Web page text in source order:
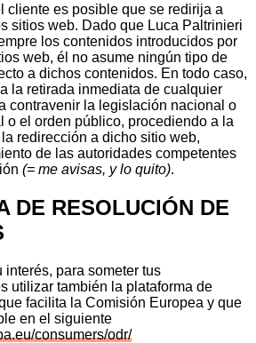
cliente es posible que se redirija a
sitios web. Dado que Luca Paltrinieri
los contenidos introducidos por
web, él no asume ningún tipo de
a dichos contenidos. En todo caso,
la retirada inmediata de cualquier
contravenir la legislación nacional o
o el orden público, procediendo a la
redirección a dicho sitio web,
de las autoridades competentes
(= me avisas, y lo quito).
DE RESOLUCIÓN DE
interés, para someter tus
utilizar también la plataforma de
facilita la Comisión Europea y que
en el siguiente
consumers/odr/